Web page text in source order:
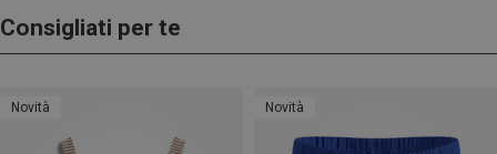
Consigliati per te
Novità Novità